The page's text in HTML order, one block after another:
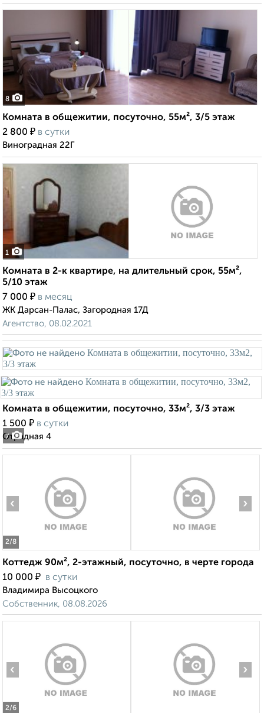
8
Комната в общежитии, посуточно, 55м², 3/5 этаж
2 800 ₽ в сутки
Виноградная 22Г
1
Комната в 2-к квартире, на длительный срок, 55м²,
5/10 этаж
7 000 ₽ в месяц
ЖК Дарсан-Палас, Загородная 17Д
Агентство, 08.02.2021
7
Комната в общежитии, посуточно, 33м², 3/3 этаж
1 500 ₽ в сутки
Отрадная 4
2/8
‹ ›
Коттедж 90м², 2-этажный, посуточно, в черте города
10 000 ₽ в сутки
Владимира Высоцкого
Собственник, 08.08.2026
2/6
‹ ›